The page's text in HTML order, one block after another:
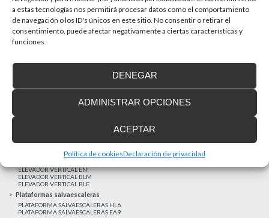
a estas tecnologías nos permitirá procesar datos como el comportamiento
de navegación o los ID's únicos en este sitio. No consentir o retirar el
consentimiento, puede afectar negativamente a ciertas características y
funciones.
ACEPTAR
DENEGAR
ADMINISTRAR OPCIONES
Política de cookiesDeclaración de privacidad
MAS NOTICIAS
Elevadores verticales
ELEVADOR VERTICAL ENI
ELEVADOR VERTICAL BLM
ELEVADOR VERTICAL BLE
Plataformas salvaescaleras
PLATAFORMA SALVAESCALERAS HL6
PLATAFORMA SALVAESCALERAS EA9